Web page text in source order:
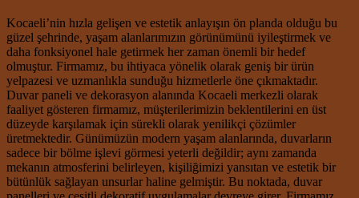
Kocaeli’nin hızla gelişen ve estetik anlayışın ön planda olduğu bu
güzel şehrinde, yaşam alanlarımızın görünümünü iyileştirmek ve
daha fonksiyonel hale getirmek her zaman önemli bir hedef
olmuştur. Firmamız, bu ihtiyaca yönelik olarak geniş bir ürün
yelpazesi ve uzmanlıkla sunduğu hizmetlerle öne çıkmaktadır.
Duvar paneli ve dekorasyon alanında Kocaeli merkezli olarak
faaliyet gösteren firmamız, müşterilerimizin beklentilerini en üst
düzeyde karşılamak için sürekli olarak yenilikçi çözümler
üretmektedir. Günümüzün modern yaşam alanlarında, duvarların
sadece bir bölme işlevi görmesi yeterli değildir; aynı zamanda
mekanın atmosferini belirleyen, kişiliğimizi yansıtan ve estetik bir
bütünlük sağlayan unsurlar haline gelmiştir. Bu noktada, duvar